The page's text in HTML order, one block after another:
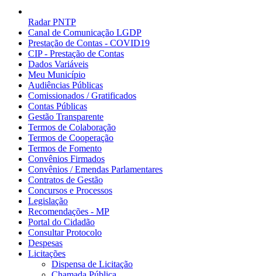
Radar PNTP
Canal de Comunicação LGDP
Prestação de Contas - COVID19
CIP - Prestação de Contas
Dados Variáveis
Meu Município
Audiências Públicas
Comissionados / Gratificados
Contas Públicas
Gestão Transparente
Termos de Colaboração
Termos de Cooperação
Termos de Fomento
Convênios Firmados
Convênios / Emendas Parlamentares
Contratos de Gestão
Concursos e Processos
Legislação
Recomendações - MP
Portal do Cidadão
Consultar Protocolo
Despesas
Licitações
Dispensa de Licitação